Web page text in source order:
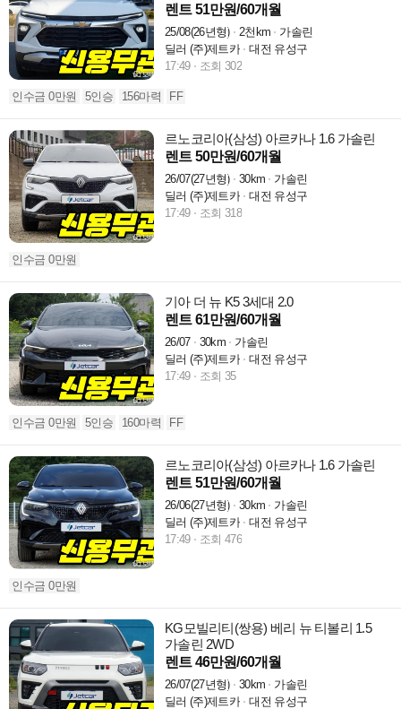
렌트 51만원/60개월
25/08(26년형) 2천km
가솔린
딜러 (주)제트카
대전 유성구
17:49
조회 302
인수금 0만원 5인승 156마력 FF
르노코리아(삼성) 아르카나 1.6 가솔린
렌트 50만원/60개월
26/07(27년형) 30km
가솔린
딜러 (주)제트카
대전 유성구
17:49
조회 318
인수금 0만원
기아 더 뉴 K5 3세대 2.0
렌트 61만원/60개월
26/07 30km
가솔린
딜러 (주)제트카
대전 유성구
17:49
조회 35
인수금 0만원 5인승 160마력 FF
르노코리아(삼성) 아르카나 1.6 가솔린
렌트 51만원/60개월
26/06(27년형) 30km
가솔린
딜러 (주)제트카
대전 유성구
17:49
조회 476
인수금 0만원
KG모빌리티(쌍용) 베리 뉴 티볼리 1.5
가솔린 2WD
렌트 46만원/60개월
26/07(27년형) 30km
가솔린
딜러 (주)제트카
대전 유성구